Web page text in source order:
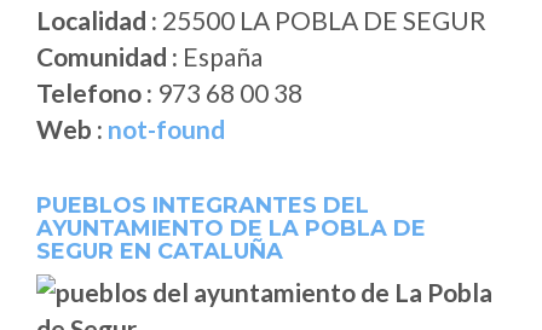
Localidad : 25500 LA POBLA DE SEGUR
Comunidad : España
Telefono : 973 68 00 38
Web : not-found
PUEBLOS INTEGRANTES DEL
AYUNTAMIENTO DE LA POBLA DE
SEGUR EN CATALUÑA